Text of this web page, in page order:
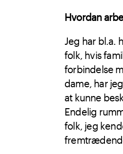
Hvordan
Jeg har bl.a.
folk, hvis
forbindelse
dame, har
at kunne
Endelig
folk, jeg